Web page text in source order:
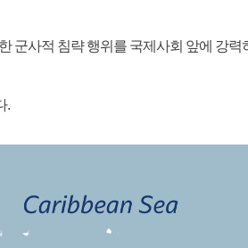
군사적 침략 행위를 국제사회 앞에 강력
.